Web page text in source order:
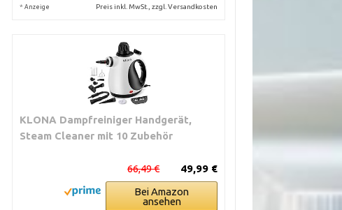
* Anzeige Preis inkl. MwSt., zzgl. Versandkosten
KLONA Dampfreiniger Handgerät,
Steam Cleaner mit 10 Zubehör
49,99 €
66,49 €
Bei Amazon
ansehen